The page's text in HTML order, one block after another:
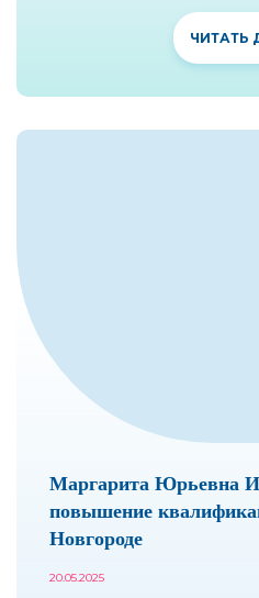
ЧИТАТЬ
Маргарита Юрьевна
повышение
Новгороде
20.05.2025